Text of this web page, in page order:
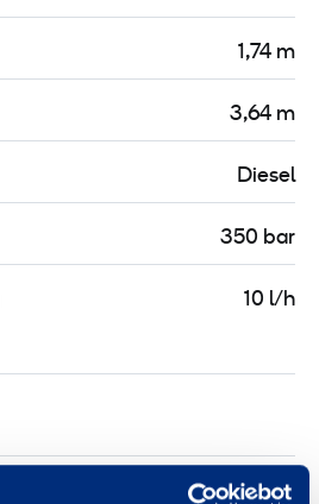
1,74 m
3,64 m
Diesel
350 bar
10 l/h